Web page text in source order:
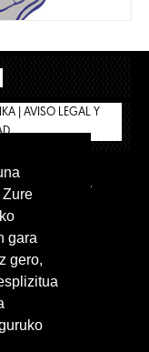
| AVISO LEGAL Y
TIENDA
Zure
gara
gero,